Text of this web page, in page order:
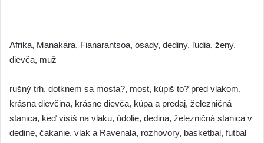
Afrika, Manakara, Fianarantsoa, osady, dediny, ľudia, ženy,
dievča, muž
rušný trh, dotknem sa mosta?, most, kúpiš to? pred vlakom,
krásna dievčina, krásne dievča, kúpa a predaj, železničná
stanica, keď visíš na vlaku, údolie, dedina, železničná stanica v
dedine, čakanie, vlak a Ravenala, rozhovory, basketbal, futbal